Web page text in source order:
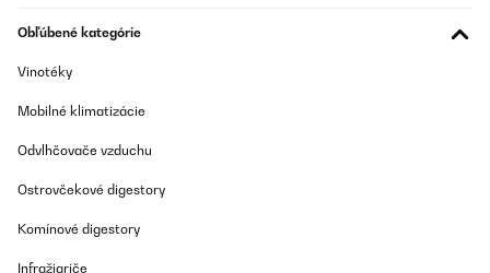
Obľúbené kategórie
Vinotéky
Mobilné klimatizácie
Odvlhčovače vzduchu
Ostrovčekové digestory
Komínové digestory
Infražiariče